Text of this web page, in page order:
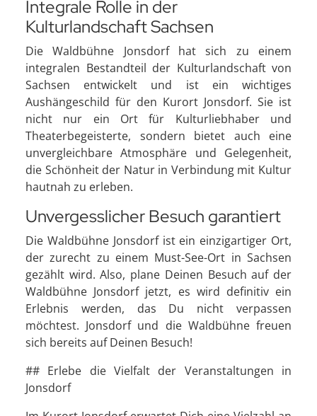
Integrale Rolle in der
Kulturlandschaft Sachsen
Die Waldbühne Jonsdorf hat sich zu einem
integralen Bestandteil der Kulturlandschaft von
Sachsen entwickelt und ist ein wichtiges
Aushängeschild für den Kurort Jonsdorf. Sie ist
nicht nur ein Ort für Kulturliebhaber und
Theaterbegeisterte, sondern bietet auch eine
unvergleichbare Atmosphäre und Gelegenheit,
die Schönheit der Natur in Verbindung mit Kultur
hautnah zu erleben.
Unvergesslicher Besuch garantiert
Die Waldbühne Jonsdorf ist ein einzigartiger Ort,
der zurecht zu einem Must-See-Ort in Sachsen
gezählt wird. Also, plane Deinen Besuch auf der
Waldbühne Jonsdorf jetzt, es wird definitiv ein
Erlebnis werden, das Du nicht verpassen
möchtest. Jonsdorf und die Waldbühne freuen
sich bereits auf Deinen Besuch!
## Erlebe die Vielfalt der Veranstaltungen in
Jonsdorf